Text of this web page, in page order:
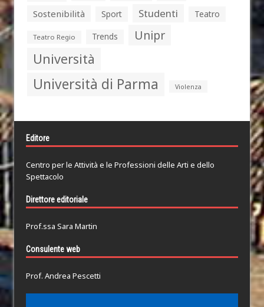
Sostenibilità Sport Studenti Teatro
Teatro Regio Trends Unipr
Università
Università di Parma Violenza
Editore
Centro per le Attività e le Professioni delle Arti e dello
Spettacolo
Direttore editoriale
Prof.ssa Sara Martin
Consulente web
Prof. Andrea Pescetti